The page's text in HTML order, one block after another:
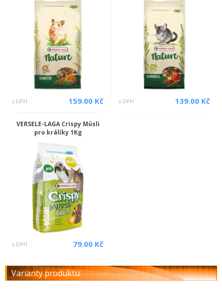
s DPH 159.00 Kč s DPH 139.00 Kč
VERSELE-LAGA Crispy Müsli
pro králíky 1Kg
s DPH 79.00 Kč
Varianty produktu